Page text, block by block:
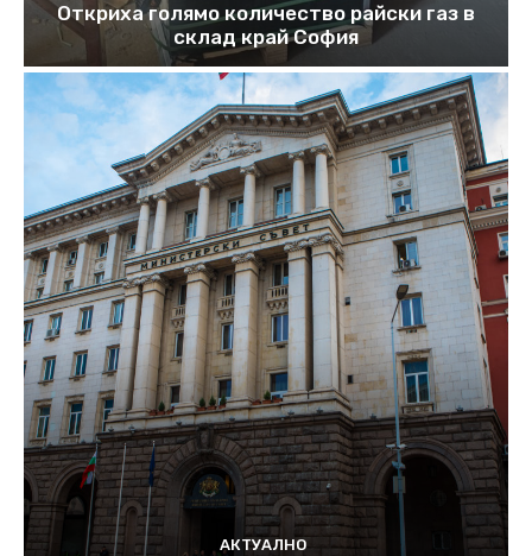
Откриха голямо количество райски газ в
склад край София
АКТУАЛНО